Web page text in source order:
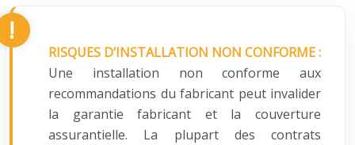
RISQUES D’INSTALLATION NON CONFORME :
Une installation non conforme aux
recommandations du fabricant peut invalider
la garantie fabricant et la couverture
assurantielle. La plupart des contrats